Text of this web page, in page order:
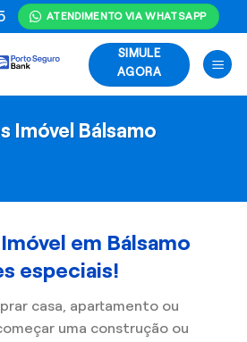
ATENDIMENTO VIA WHATSAPP
SIMULE
AGORA
Imóvel Bálsamo
em Bálsamo
especiais!
casa, apartamento ou
uma construção ou